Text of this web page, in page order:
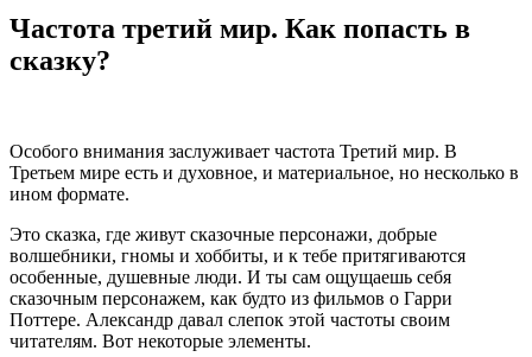
Частота третий мир. Как попасть в
сказку?
Особого внимания заслуживает частота Третий мир. В
Третьем мире есть и духовное, и материальное, но несколько в
ином формате.
Это сказка, где живут сказочные персонажи, добрые
волшебники, гномы и хоббиты, и к тебе притягиваются
особенные, душевные люди. И ты сам ощущаешь себя
сказочным персонажем, как будто из фильмов о Гарри
Поттере. Александр давал слепок этой частоты своим
читателям. Вот некоторые элементы.